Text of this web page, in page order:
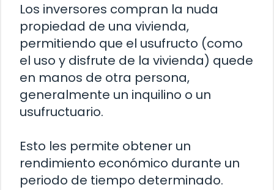
Los inversores compran la nuda
propiedad de una vivienda,
permitiendo que el usufructo (como
el uso y disfrute de la vivienda) quede
en manos de otra persona,
generalmente un inquilino o un
usufructuario.
Esto les permite obtener un
rendimiento económico durante un
periodo de tiempo determinado.